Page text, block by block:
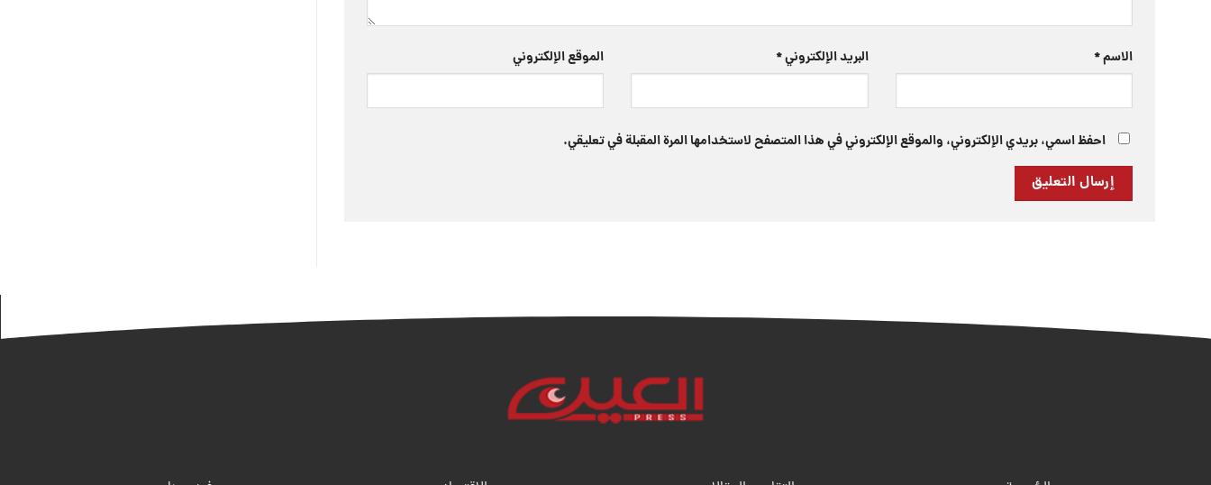
الاسم* البريد الإلكتروني* الموقع الإلكتروني
احفظ اسمي، بريدي الإلكتروني، والموقع الإلكتروني في هذا المتصفح لاستخدامها المرة المقبلة في تعليقي.